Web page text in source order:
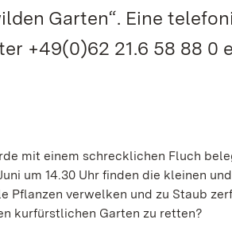
Garten“. Eine
+49(0)62 21.6 58 88 0
mit einem schrecklichen Fluch
um 14.30 Uhr finden die kleinen
verwelken und zu Staub
kurfürstlichen Garten zu retten?